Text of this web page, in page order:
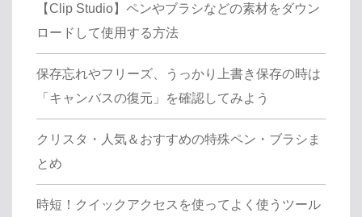
【Clip Studio】ペンやブラシなどの素材をダウン
ロードして使用する方法
保存忘れやフリーズ、うっかり上書き保存の時は
「キャンバスの復元」を確認してみよう
クリスタ・人気＆おすすめの特殊ペン・ブラシま
とめ
時短！クイックアクセスを使ってよく使うツール